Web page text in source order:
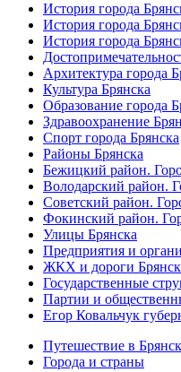
История города
История города
История города
Архитектура города
Культура Брянска
Образование города
Здравоохранение
Спорт города Брянска
Районы Брянска
Бежицкий район.
Володарский район.
Советский район.
Фокинский район.
Улицы Брянска
Предприятия и
ЖКХ и дороги
Государственные
Партии и
Егор Ковальчук
Путешествие в Брянск
Города и страны